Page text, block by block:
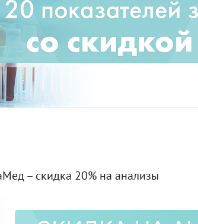
– скидка 20% на анализы